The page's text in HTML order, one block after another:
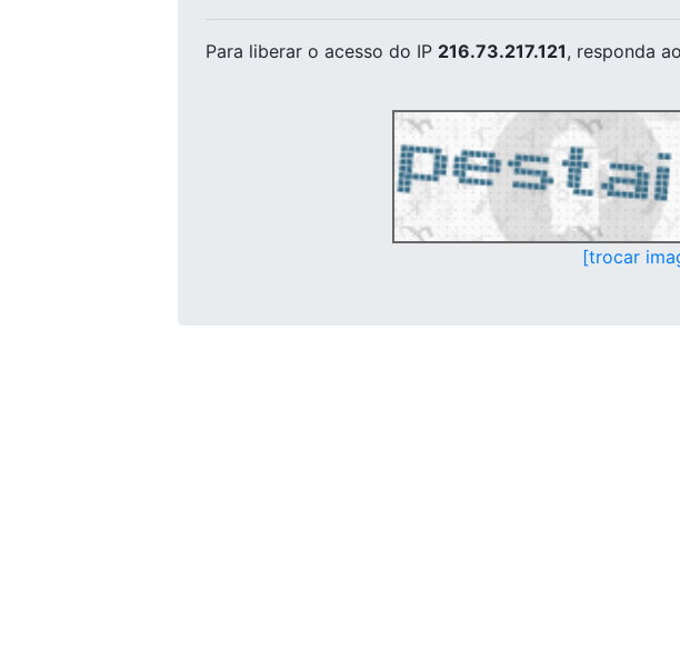
Para liberar o acesso do IP 216.73.217.121, responda
[trocar